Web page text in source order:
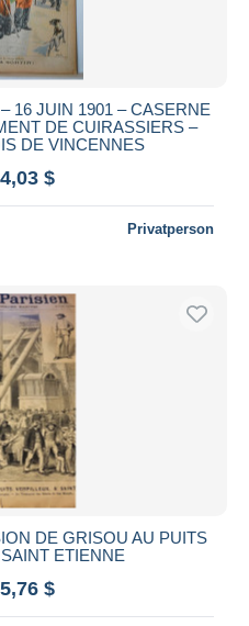
16 JUIN 1901 – CASERNE
DE CUIRASSIERS –
DE VINCENNES
$
Privatperson
DE GRISOU AU PUITS
ETIENNE
$